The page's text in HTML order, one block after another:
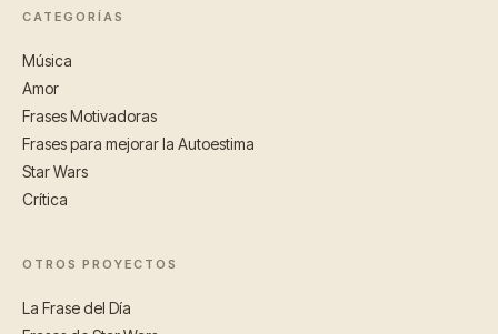
CATEGORÍAS
Música
Amor
Frases Motivadoras
Frases para mejorar la Autoestima
Star Wars
Crítica
OTROS PROYECTOS
La Frase del Día